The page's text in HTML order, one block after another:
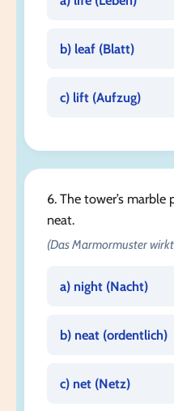
b) leaf (Blatt)
c) lift (Aufzug)
6. The tower’s
neat.
(Das Marmormuster
a) night (Nacht)
b) neat (ordentlich)
c) net (Netz)